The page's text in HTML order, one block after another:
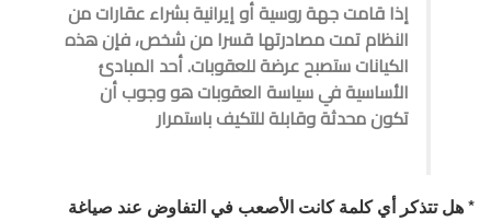
إذا قامت جهة روسية أو إيرانية بشراء عقارات من
النظام تمت مصادرتها قسرا من شخص، فإن هذه
الكيانات ستصبح عرضة للعقوبات. أحد المبادئ
الأساسية في سياسة العقوبات هو وجوب أن
تكون محدثة وقابلة للتكيف باستمرار
* هل تتذكر أي كلمة كانت الأصعب في التفاوض عند صياغة